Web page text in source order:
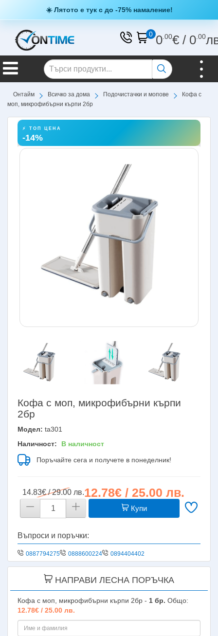
☀️ Лятото е тук с до -75% намаление!
0 0.00€/ 0.00
Онтайм Всичко за дома Подочистачки и мопове
Кофа с
моп, микрофибърни кърпи 2бр
⚡ ТОП ЦЕНА
-14%
Кофа с моп, микрофибърни кърпи
2бр
Модел: ta301
Наличност:
В наличност
Поръчайте сега и получете в понеделник!
14.83€ / 29.00 лв.12.78€ / 25.00 лв.
Купи
Въпроси и поръчки:
0887794275 0888600224 0894404402
НАПРАВИ ЛЕСНА ПОРЪЧКА
Кофа с моп, микрофибърни кърпи 2бр - 1 бр. Общо:
12.78€ / 25.00 лв.